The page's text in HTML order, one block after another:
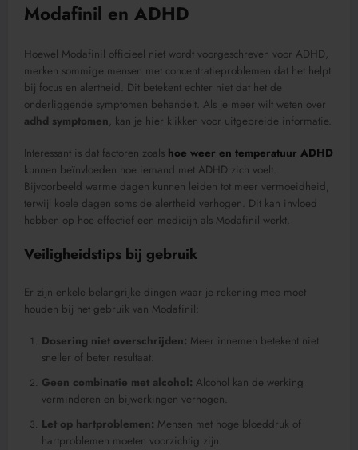
Modafinil en ADHD
Hoewel Modafinil officieel niet wordt voorgeschreven voor ADHD,
merken sommige mensen met concentratieproblemen dat het helpt
bij focus en alertheid. Dit betekent echter niet dat het de
onderliggende symptomen behandelt. Als je meer wilt weten over
adhd symptomen, kan je hier klikken voor uitgebreide informatie.
Interessant is dat factoren zoals hoe weer en temperatuur ADHD
kunnen beïnvloeden hoe iemand met ADHD zich voelt.
Bijvoorbeeld warme dagen kunnen leiden tot meer vermoeidheid,
terwijl koele dagen soms de alertheid verhogen. Dit kan invloed
hebben op hoe effectief een medicijn als Modafinil werkt.
Veiligheidstips bij gebruik
Er zijn enkele belangrijke dingen waar je rekening mee moet
houden bij het gebruik van Modafinil:
Dosering niet overschrijden: Meer innemen betekent niet
sneller of beter resultaat.
Geen combinatie met alcohol: Alcohol kan de werking
verminderen en bijwerkingen verhogen.
Let op hartproblemen: Mensen met hoge bloeddruk of
hartproblemen moeten voorzichtig zijn.